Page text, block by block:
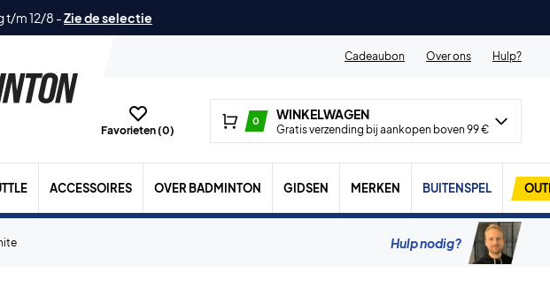
t/m 12/8 -Zie de selectie
Cadeaubon
Over ons Hulp?
Favorieten (0)
0 WINKELWAGEN
Gratis verzending bij aankopen boven 99 €
ACCESSOIRES OVER BADMINTON GIDSEN MERKEN BUITENSPEL
Hulp nodig?